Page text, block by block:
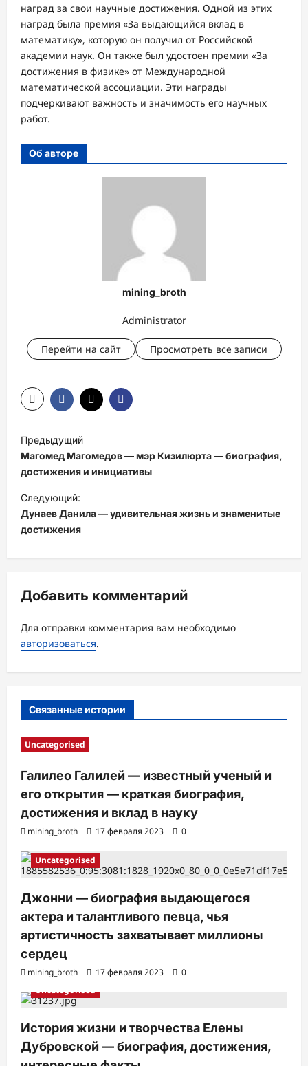
наград за свои научные достижения. Одной из этих
наград была премия «За выдающийся вклад в
математику», которую он получил от Российской
академии наук. Он также был удостоен премии «За
достижения в физике» от Международной
математической ассоциации. Эти награды
подчеркивают важность и значимость его научных
работ.
Об авторе
mining_broth
Administrator
Перейти на сайт Просмотреть все записи
Н
а
в
и
г
а
ц
я
з
а
Предыдущий
Магомед Магомедов — мэр Кизилюрта — биография,
достижения и инициативы
Следующий:
Дунаев Данила — удивительная жизнь и знаменитые
достижения
Добавить комментарий
Для отправки комментария вам необходимо
авторизоваться.
Связанные истории
Uncategorised
Галилео Галилей — известный ученый и
его открытия — краткая биография,
достижения и вклад в науку
mining_broth 17 февраля 2023 0
Uncategorised
Джонни — биография выдающегося
актера и талантливого певца, чья
артистичность захватывает миллионы
сердец
mining_broth 17 февраля 2023
0
Uncategorised
История жизни и творчества Елены
Дубровской — биография, достижения,